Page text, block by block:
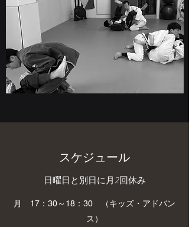
​スケジュール
日曜日と別日に月2回休み
​月 17：30～18：30 （キッズ・アドバン
ス）